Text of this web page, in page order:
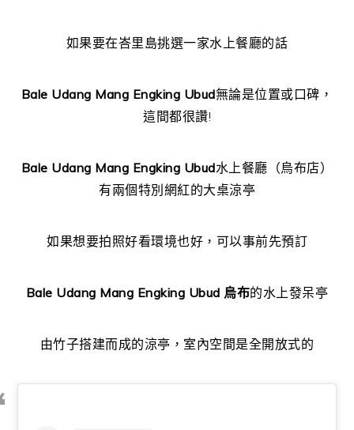
如果要在峇里島挑選一家水上餐廳的話
Bale Udang Mang Engking Ubud無論是位置或口碑，
這間都很讚!
Bale Udang Mang Engking Ubud水上餐廳（烏布店）
有兩個特別網紅的大桌涼亭
如果想要拍照好看環境也好，可以事前先預訂
Bale Udang Mang Engking Ubud 烏布的水上發呆亭
由竹子搭建而成的涼亭，室內空間是全開放式的